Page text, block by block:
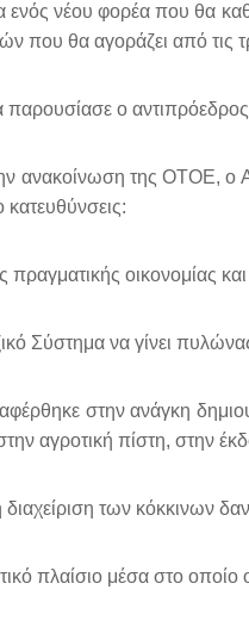
ενός νέου φορέα που θα
που θα αγοράζει από
παρουσίασε ο
ανακοίνωση της ΟΤΟΕ, ο
πραγματικής οικονομίας
Σύστημα να γίνει
στην ανάγκη
αγροτική πίστη, στην
των κόκκινων
πλαίσιο μέσα στο οποίο